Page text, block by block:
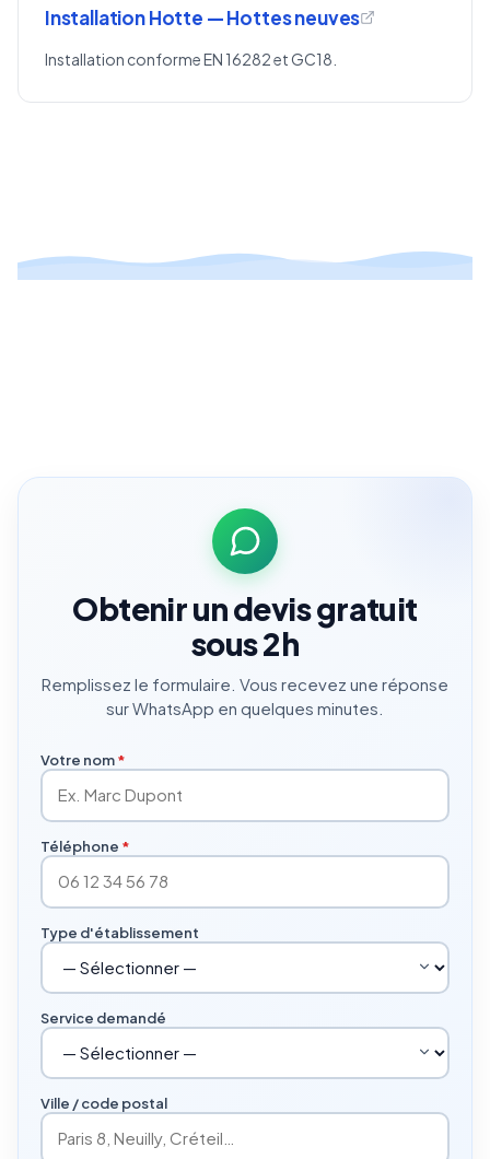
Installation Hotte — Hottes neuves
Installation conforme EN 16282 et GC18.
Obtenir un devis gratuit
sous 2h
Remplissez le formulaire. Vous recevez une réponse
sur WhatsApp en quelques minutes.
Votre nom*
Téléphone *
Type d'établissement
Service demandé
Ville / code postal